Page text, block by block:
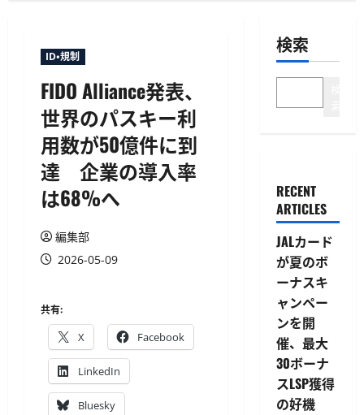
ID・規制
FIDO Alliance発表、
世界のパスキー利
用数が50億件に到
達 企業の導入率
は68%へ
編集部
2026-05-09
共有:
X Facebook
LinkedIn
Bluesky
検索
RECENT
ARTICLES
JALカード
が夏のボ
ーナスキ
ャンペー
ンを開
催、最大
30ボーナ
スLSP獲得
の好機